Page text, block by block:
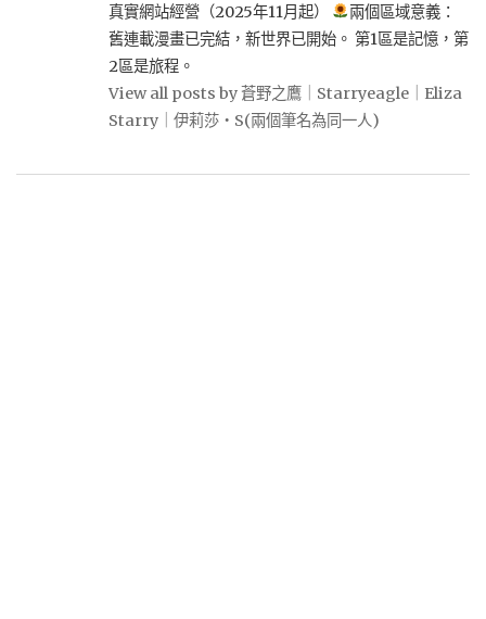
真實網站經營（2025年11月起）
兩個區域意義：
舊連載漫畫已完結，新世界已開始。 第1區是記憶，第
2區是旅程。
View all posts by 蒼野之鷹｜Starryeagle｜Eliza
Starry｜伊莉莎・S(兩個筆名為同一人)